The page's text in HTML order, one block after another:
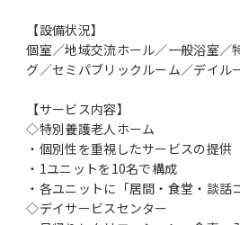
【設備状況】
個室／地域交流ホール／一般浴室／
グ／セミパブリックルーム／デイル
【サービス内容】
◇特別養護老人ホーム
・個別性を重視したサービスの提供
・1ユニットを10名で構成
・各ユニットに「居間・食堂・談話
◇デイサービスセンター